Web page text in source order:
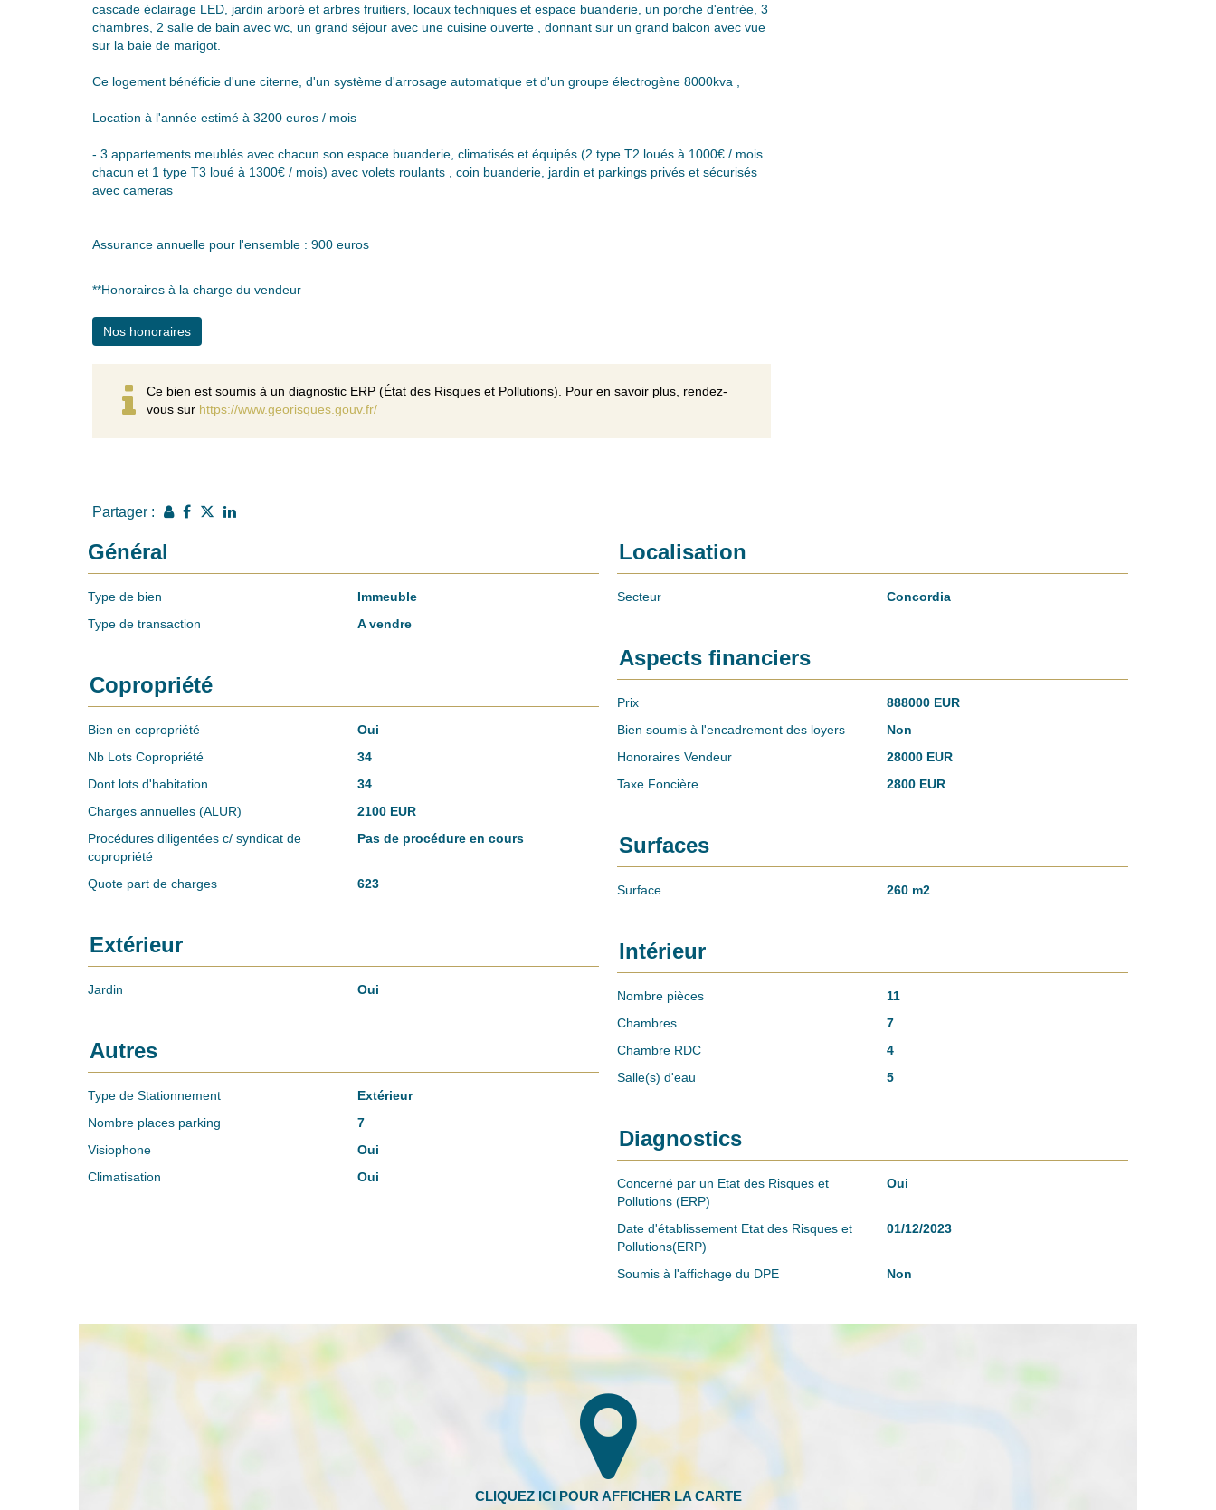
cascade éclairage LED, jardin arboré et arbres fruitiers, locaux techniques et espace buanderie, un porche d'entrée, 3
chambres, 2 salle de bain avec wc, un grand séjour avec une cuisine ouverte , donnant sur un grand balcon avec vue
sur la baie de marigot.
Ce logement bénéficie d'une citerne, d'un système d'arrosage automatique et d'un groupe électrogène 8000kva ,
Location à l'année estimé à 3200 euros / mois
- 3 appartements meublés avec chacun son espace buanderie, climatisés et équipés (2 type T2 loués à 1000€ / mois
chacun et 1 type T3 loué à 1300€ / mois) avec volets roulants , coin buanderie, jardin et parkings privés et sécurisés
avec cameras
Assurance annuelle pour l'ensemble : 900 euros
**Honoraires à la charge du vendeur
Nos honoraires
Ce bien est soumis à un diagnostic ERP (État des Risques et Pollutions). Pour en savoir plus, rendez-
vous sur https://www.georisques.gouv.fr/
Partager :
Général
Type de bien
Immeuble
Type de transaction
A vendre
Localisation
Secteur Concordia
Aspects financiers
Prix
888000 EUR
Bien soumis à l'encadrement des loyers
Non
Honoraires Vendeur
28000 EUR
Taxe Foncière
2800 EUR
Copropriété
Bien en copropriété
Oui
Nb Lots Copropriété
34
Dont lots d'habitation
34
Charges annuelles (ALUR)
2100 EUR
Procédures diligentées c/ syndicat de
copropriété
Pas de procédure en cours
Quote part de charges 623
Surfaces
Surface 260 m2
Extérieur
Jardin Oui
Intérieur
Nombre pièces
11
Chambres
7
Chambre RDC
4
Salle(s) d'eau
5
Autres
Type de Stationnement
Extérieur
Nombre places parking
7
Visiophone
Oui
Climatisation
Oui
Diagnostics
Concerné par un Etat des Risques et
Pollutions (ERP)
Oui
Date d'établissement Etat des Risques et
Pollutions(ERP)
01/12/2023
Soumis à l'affichage du DPE Non